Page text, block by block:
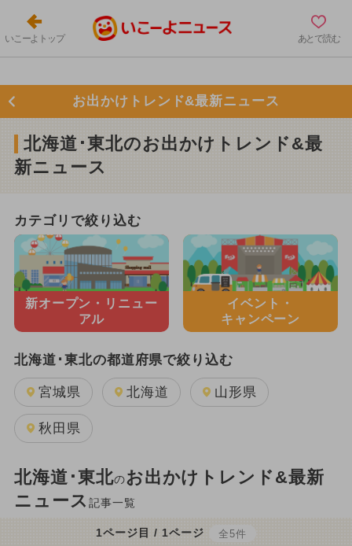
いこーよトップ あとで読む
お出かけトレンド&最新ニュース
北海道･東北のお出かけトレンド&最
新ニュース
カテゴリで絞り込む
新オープン・ リニュー
アル
イベント・
キャンペーン
北海道･東北の都道府県で絞り込む
宮城県 北海道 山形県
秋田県
北海道･東北のお出かけトレンド&最新
ニュース 記事一覧
1ページ目 / 1ページ 全5件